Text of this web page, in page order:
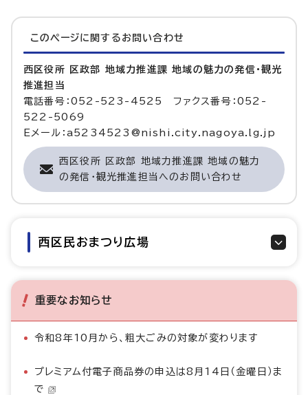
このページに関する お問い合わせ
西区役所 区政部 地域力推進課 地域の魅力の発信・観光
推進担当
電話番号：052-523-4525 ファクス番号：052-
522-5069
Eメール：a5234523@nishi.city.nagoya.lg.jp
西区役所 区政部 地域力推進課 地域の魅力
の発信・観光推進担当へのお問い合わせ
西区民おまつり広場
重要なお知らせ
令和8年10月から、粗大ごみの対象が変わります
プレミアム付電子商品券の申込は8月14日（金曜日）ま
で